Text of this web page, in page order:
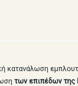
κατανάλωση
των επιπέδων της